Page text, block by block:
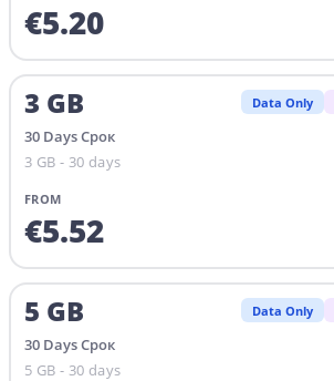
€5.20
3 GB Data Only
30 DaysСрок
3 GB - 30 days
FROM
€5.52
5 GB Data Only
30 DaysСрок
5 GB - 30 days